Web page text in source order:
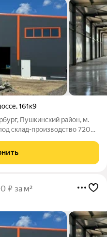
,161к9
Пушкинский район, м.
склад-производство 720
площадью 1000, 1440 м.
₽ за м²